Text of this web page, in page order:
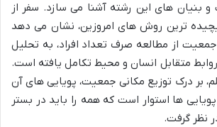
و بنیان های این رشته آشنا می سازد. سفر از
ترین روش های امروزین، نشان می دهد
از مطالعه صرف تعداد افراد، به تحلیل
متقابل انسان و محیط تکامل یافته است.
بر درک توزیع مکانی جمعیت، پویایی های آن
ها استوار است که همه را باید در بستر
نظر گرفت.